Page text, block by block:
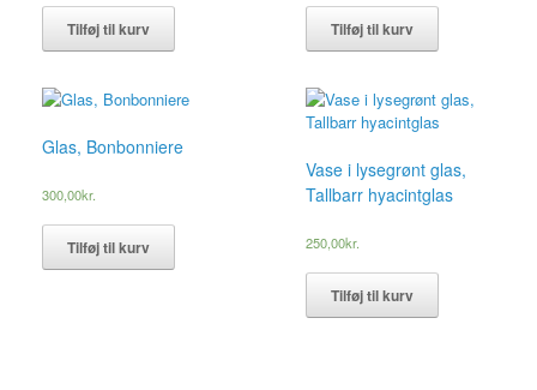
Tilføj til kurv Tilføj til kurv
Glas, Bonbonniere
300,00kr.
Tilføj til kurv
Vase i lysegrønt glas,
Tallbarr hyacintglas
250,00kr.
Tilføj til kurv